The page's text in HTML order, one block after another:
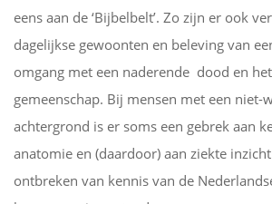
eens aan de ‘Bijbelbelt’. Zo zijn er ook
dagelijkse gewoonten en beleving van
omgang met een naderende dood en
gemeenschap. Bij mensen met een niet-
achtergrond is er soms een gebrek aan
anatomie en (daardoor) aan ziekte
ontbreken van kennis van de